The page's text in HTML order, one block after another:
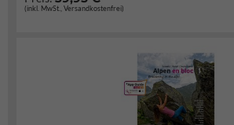
(inkl. MwSt., Versandkostenfrei)